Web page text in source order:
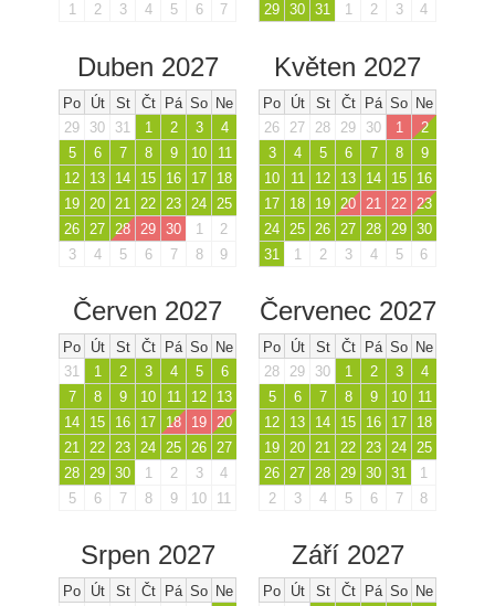
1
2 3 4 5 6 7
29 30 31 1 2 3 4
Duben 2027
Po Út St Čt Pá So Ne
29
30 31 1 2 3
4
5
6 7 8 9 10
11
12
13 14 15 16 17
18
19
20 21 22 23 24
25
26
27 28 29 30 1
2
3
4 5 6 7 8 9
Květen 2027
Po Út St Čt Pá So Ne
26
27 28 29 30 1
2
3
4 5 6 7 8
9
10
11 12 13 14 15
16
17
18 19 20 21 22
23
24
25 26 27 28 29 30
31
1 2 3 4 5 6
Červen 2027
Po Út St Čt Pá So Ne
31
1 2 3 4 5
6
7
8 9 10 11 12
13
14
15 16 17 18 19 20
21 22 23 24 25 26 27
28 29 30 1 2 3
4
5
6 7 8 9 10 11
Červenec 2027
Po Út St Čt Pá So Ne
28
29 30 1 2 3
4
5
6 7 8 9 10
11
12
13 14 15 16 17
18
19 20 21 22 23 24 25
26 27 28 29 30 31
1
2
3 4 5 6 7 8
Srpen 2027
Po Út St Čt Pá So Ne
Září 2027
Po Út St Čt Pá So Ne